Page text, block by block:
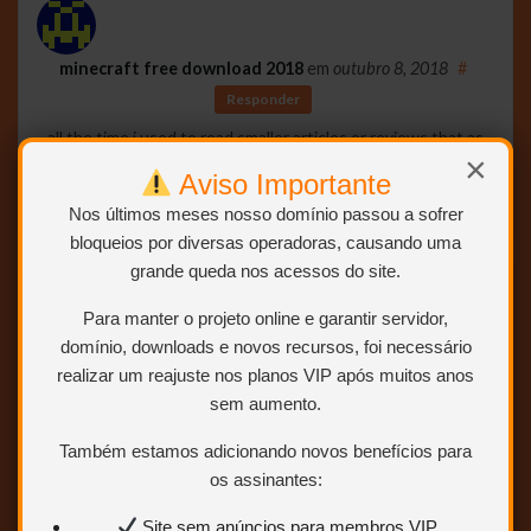
×
Aviso Importante
Nos últimos meses nosso domínio passou a sofrer
bloqueios por diversas operadoras, causando uma
grande queda nos acessos do site.
Para manter o projeto online e garantir servidor,
domínio, downloads e novos recursos, foi necessário
realizar um reajuste nos planos VIP após muitos anos
sem aumento.
Também estamos adicionando novos benefícios para
os assinantes:
Site sem anúncios para membros VIP
minecraft free download 2018em outubro 8, 2018 #
Responder
all the time i used to read smaller articles or reviews that as
and that is also happening with this piece of writing
which I am reading at this time.
minecraft free download 2018emoutubro 8, 2018 #
Responder
Do you have any tips on how to get listed in Yahoo News?
I’ve been trying for a while but I never seem to get there!
Thanks